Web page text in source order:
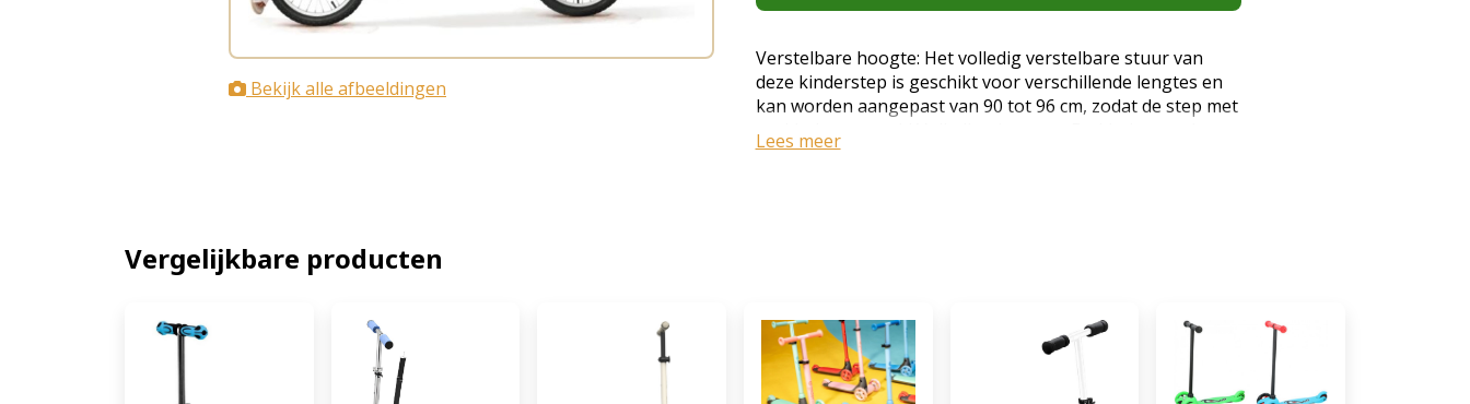
Bekijk alle afbeeldingen
Verstelbare hoogte: Het volledig verstelbare stuur van
deze kinderstep is geschikt voor verschillende lengtes en
kan worden aangepast van 90 tot 96 cm, zodat de step met
uw kind meegroeit! Volledig uitgerust: De kinderstep is
voorzien van een dubbel remsysteem voor gemakkelijk
zijn. Rubberen banden: De brede rubberen banden met
profiel bieden een goede grip op de weg. De
binnenbanden zijn gemakkelijk op te pompen en te
vervangen wanneer nodig. Productdetails: Totale
Lees meer
Vergelijkbare producten